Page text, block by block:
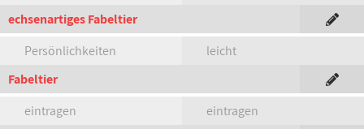
echsenartiges Fabeltier
Persönlichkeiten
leicht
Fabeltier
eintragen
eintragen